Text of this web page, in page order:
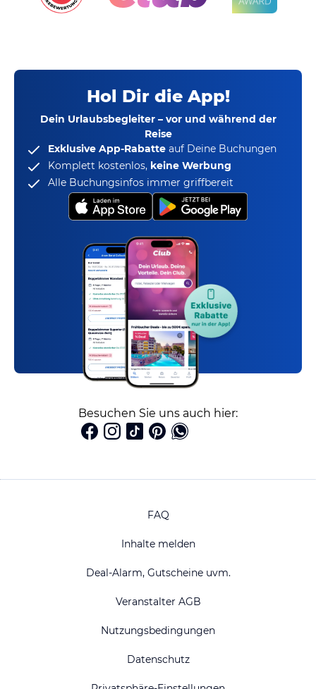
Hol Dir die App!
Dein Urlaubsbegleiter – vor und während der
Reise
Exklusive App-Rabatte auf Deine Buchungen
Komplett kostenlos, keine Werbung
Alle Buchungsinfos immer griffbereit
Besuchen Sie uns auch hier:
FAQ
Inhalte melden
Deal-Alarm, Gutscheine uvm.
Veranstalter AGB
Nutzungsbedingungen
Datenschutz